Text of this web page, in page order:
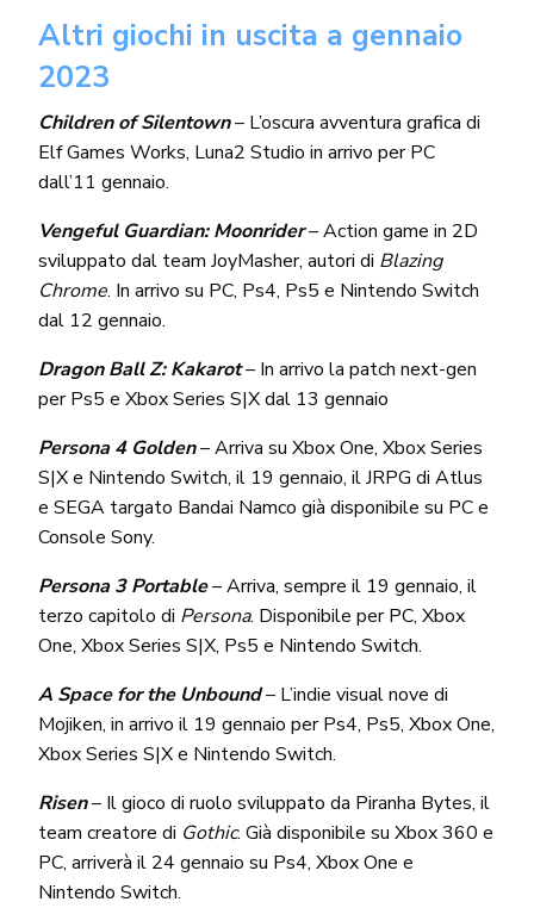
Altri giochi in uscita a gennaio
2023
Children of Silentown– L’oscura avventura grafica di
Elf Games Works, Luna2 Studio in arrivo per PC
dall’11 gennaio.
Vengeful Guardian: Moonrider– Action game in 2D
sviluppato dal team JoyMasher, autori di Blazing
Chrome. In arrivo su PC, Ps4, Ps5 e Nintendo Switch
dal 12 gennaio.
Dragon Ball Z: Kakarot– In arrivo la patch next-gen
per Ps5 e Xbox Series S|X dal 13 gennaio
Persona 4 Golden– Arriva su Xbox One, Xbox Series
S|X e Nintendo Switch, il 19 gennaio, il JRPG di Atlus
e SEGA targato Bandai Namco già disponibile su PC e
Console Sony.
Persona 3 Portable– Arriva, sempre il 19 gennaio, il
terzo capitolo di Persona. Disponibile per PC, Xbox
One, Xbox Series S|X, Ps5 e Nintendo Switch.
A Space for the Unbound– L’indie visual nove di
Mojiken, in arrivo il 19 gennaio per Ps4, Ps5, Xbox One,
Xbox Series S|X e Nintendo Switch.
Risen– Il gioco di ruolo sviluppato da Piranha Bytes, il
team creatore di Gothic. Già disponibile su Xbox 360 e
PC, arriverà il 24 gennaio su Ps4, Xbox One e
Nintendo Switch.